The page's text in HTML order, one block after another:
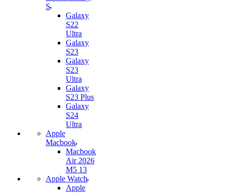
S
Galaxy
S22
Ultra
Galaxy
S23
Galaxy
S23
Ultra
Galaxy
S23 Plus
Galaxy
S24
Ultra
Apple
Macbook
Macbook
Air 2026
M5 13
Apple Watch
Apple